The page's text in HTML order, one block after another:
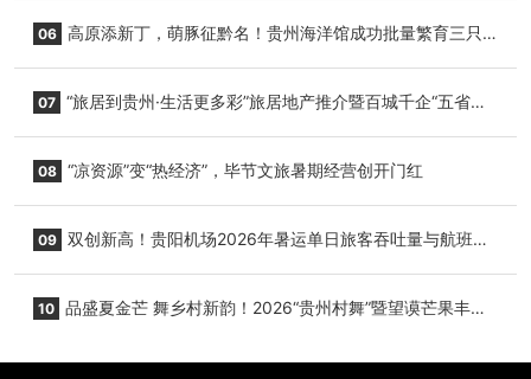
06 高原添新丁，萌豚征黔名！贵州海洋馆成功批量繁育三只
07 “旅居到贵州·生活更多彩”旅居地产推介暨百城千企“五省
08 “凉资源”变“热经济”，毕节文旅暑期经营创开门红
09 双创新高！贵阳机场2026年暑运单日旅客吞吐量与航班起
10 品盛夏金芒 舞乡村新韵！2026“贵州村舞”暨望谟芒果丰收